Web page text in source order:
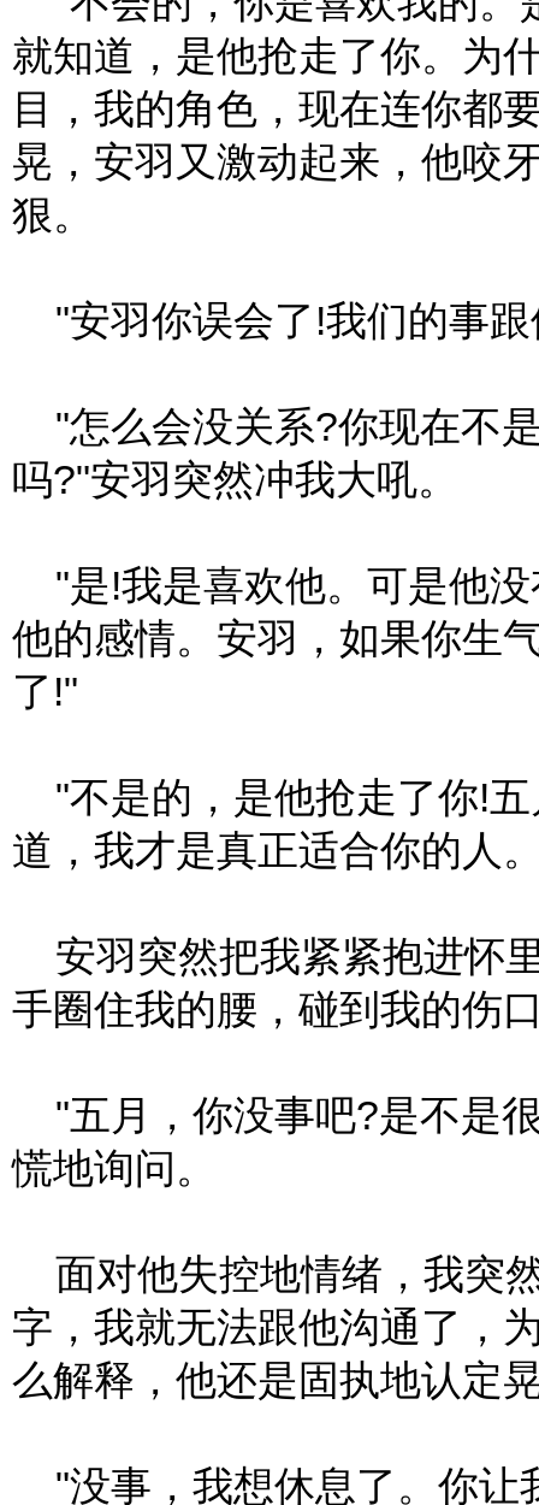
就知道，是他抢走了你。为
目，我的角色，现在连你都
晃，安羽又激动起来，他咬
狠。
"安羽你误会了!我们的事
"怎么会没关系?你现在不
吗?"安羽突然冲我大吼。
"是!我是喜欢他。可是他
他的感情。安羽，如果你生
了!"
"不是的，是他抢走了你!
道，我才是真正适合你的人
安羽突然把我紧紧抱进怀
手圈住我的腰，碰到我的伤
"五月，你没事吧?是不是
慌地询问。
面对他失控地情绪，我突
字，我就无法跟他沟通了，
么解释，他还是固执地认定
"没事，我想休息了。你让